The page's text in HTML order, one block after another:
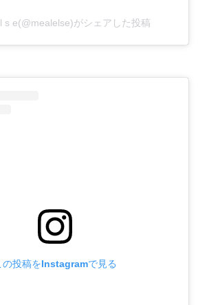
s e(@mealelse)がシェアした投稿
の投稿をInstagramで見る